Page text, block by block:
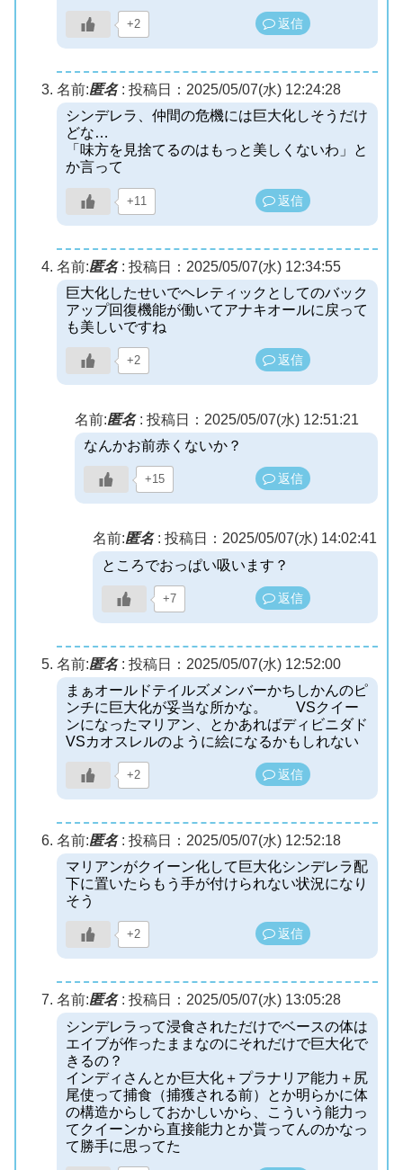
+2 返信
名前:匿名: 投稿日：2025/05/07(水) 12:24:28
シンデレラ、仲間の危機には巨大化しそうだけ
どな…
「味方を見捨てるのはもっと美しくないわ」と
か言って
+11 返信
名前:匿名: 投稿日：2025/05/07(水) 12:34:55
巨大化したせいでヘレティックとしてのバック
アップ回復機能が働いてアナキオールに戻って
も美しいですね
+2 返信
名前:匿名: 投稿日：2025/05/07(水) 12:51:21
なんかお前赤くないか？
+15 返信
名前:匿名: 投稿日：2025/05/07(水) 14:02:41
ところでおっぱい吸います？
+7 返信
名前:匿名: 投稿日：2025/05/07(水) 12:52:00
まぁオールドテイルズメンバーかちしかんのピ
ンチに巨大化が妥当な所かな。 VSクイー
ンになったマリアン、とかあればディビニダド
VSカオスレルのように絵になるかもしれない
+2 返信
名前:匿名: 投稿日：2025/05/07(水) 12:52:18
マリアンがクイーン化して巨大化シンデレラ配
下に置いたらもう手が付けられない状況になり
そう
+2 返信
名前:匿名: 投稿日：2025/05/07(水) 13:05:28
シンデレラって浸食されただけでベースの体は
エイブが作ったままなのにそれだけで巨大化で
きるの？
インディさんとか巨大化＋プラナリア能力＋尻
尾使って捕食（捕獲される前）とか明らかに体
の構造からしておかしいから、こういう能力っ
てクイーンから直接能力とか貰ってんのかなっ
て勝手に思ってた